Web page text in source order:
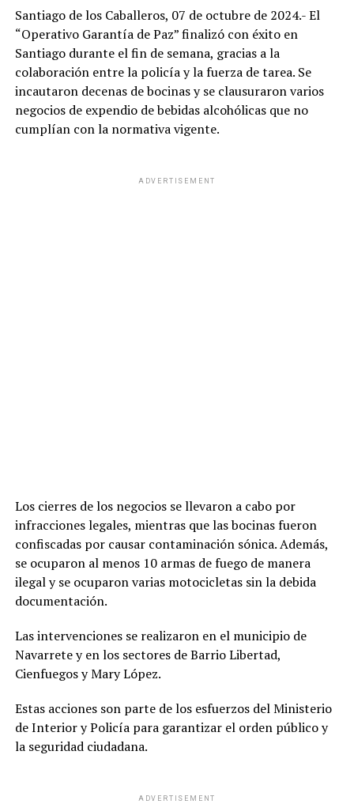
Santiago de los Caballeros, 07 de octubre de 2024.- El
“Operativo Garantía de Paz” finalizó con éxito en
Santiago durante el fin de semana, gracias a la
colaboración entre la policía y la fuerza de tarea. Se
incautaron decenas de bocinas y se clausuraron varios
negocios de expendio de bebidas alcohólicas que no
cumplían con la normativa vigente.
ADVERTISEMENT
Los cierres de los negocios se llevaron a cabo por
infracciones legales, mientras que las bocinas fueron
confiscadas por causar contaminación sónica. Además,
se ocuparon al menos 10 armas de fuego de manera
ilegal y se ocuparon varias motocicletas sin la debida
documentación.
Las intervenciones se realizaron en el municipio de
Navarrete y en los sectores de Barrio Libertad,
Cienfuegos y Mary López.
Estas acciones son parte de los esfuerzos del Ministerio
de Interior y Policía para garantizar el orden público y
la seguridad ciudadana.
ADVERTISEMENT